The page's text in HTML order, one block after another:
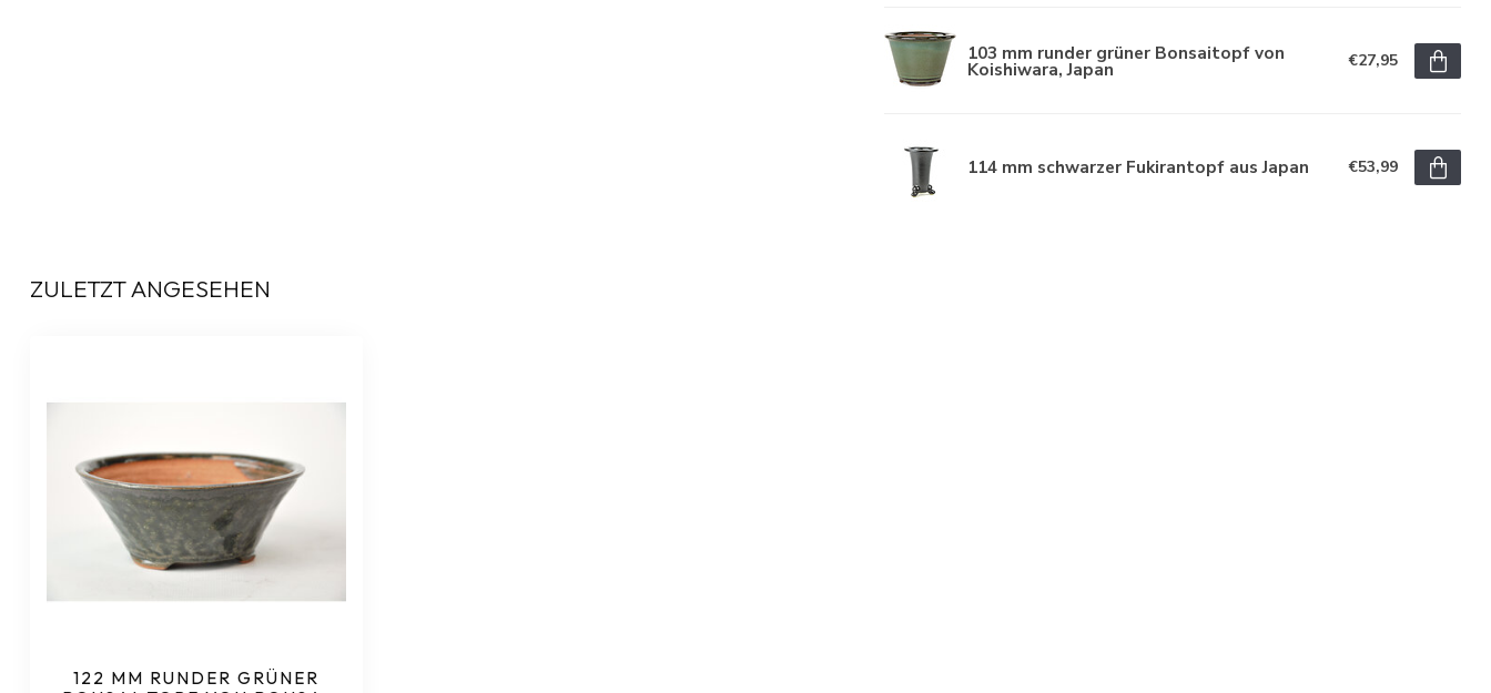
103 mm runder grüner Bonsaitopf von
Koishiwara, Japan €27,95
114 mm schwarzer Fukirantopf aus Japan €53,99
ZULETZT ANGESEHEN
122 MM RUNDER GRÜNER